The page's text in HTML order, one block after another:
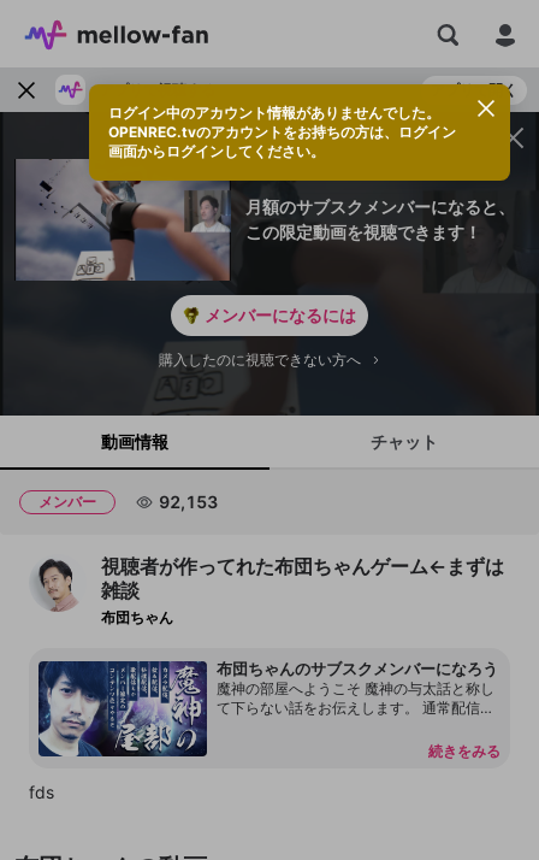
アプリで視聴する アプリで開く
月額のサブスクメンバーになると、
この限定動画を視聴できます！
メンバーになるには
購入したのに視聴できない方へ
動画情報 チャット
メンバー 92,153
視聴者が作ってれた布団ちゃんゲーム←まずは
雑談
布団ちゃん
布団ちゃんのサブスクメンバーになろう
魔神の部屋へようこそ 魔神の与太話と称し
て下らない話をお伝えします。 通常配信で
を許可しておりません。 配信内容をリーク
続きをみる
fds
ログイン中のアカウント情報がありませんでした。
OPENREC.tvのアカウントをお持ちの方は、ログイン
画面からログインしてください。